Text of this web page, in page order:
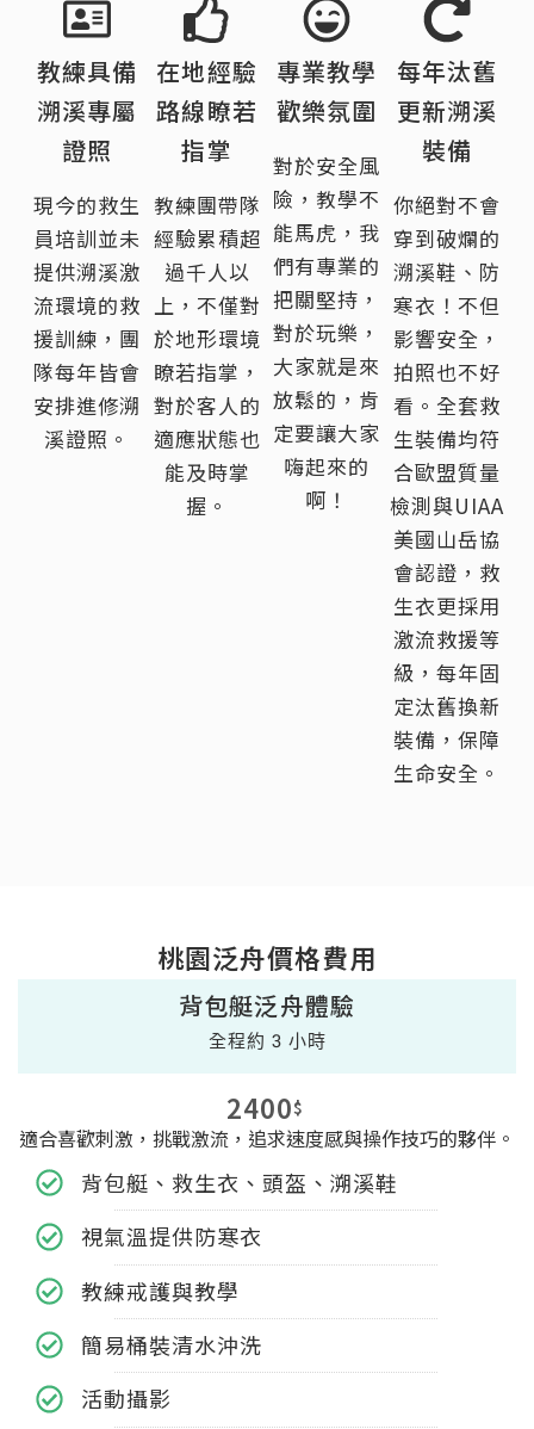
教練具備
溯溪專屬
證照
現今的救生
員培訓並未
提供溯溪激
流環境的救
援訓練，團
隊每年皆會
安排進修溯
溪證照。
在地經驗
路線瞭若
指掌
教練團帶隊
經驗累積超
過千人以
上，不僅對
於地形環境
瞭若指掌，
對於客人的
適應狀態也
能及時掌
握。
專業教學
歡樂氛圍
對於安全風
險，教學不
能馬虎，我
們有專業的
把關堅持，
對於玩樂，
大家就是來
放鬆的，肯
定要讓大家
嗨起來的
啊！
每年汰舊
更新溯溪
裝備
你絕對不會
穿到破爛的
溯溪鞋、防
寒衣！不但
影響安全，
拍照也不好
看。全套救
生裝備均符
合歐盟質量
檢測與UIAA
美國山岳協
會認證，救
生衣更採用
激流救援等
級，每年固
定汰舊換新
裝備，保障
生命安全。
桃園泛舟價格費用
背包艇泛舟體驗
全程約 3 小時
2400$
適合喜歡刺激，挑戰激流，追求速度感與操作技巧的夥伴。
背包艇、救生衣、頭盔、溯溪鞋
視氣溫提供防寒衣
教練戒護與教學
簡易桶裝清水沖洗
活動攝影